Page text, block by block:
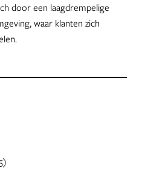
door een laagdrempelige
waar klanten zich